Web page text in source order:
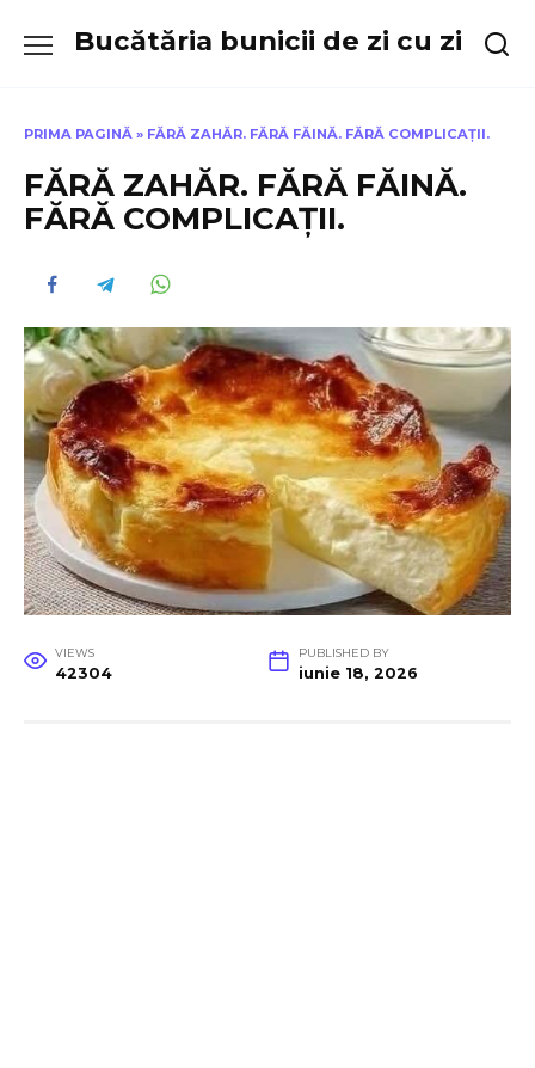
Bucătăria bunicii de zi cu zi
PRIMA PAGINĂ » FĂRĂ ZAHĂR. FĂRĂ FĂINĂ. FĂRĂ COMPLICAȚII.
FĂRĂ ZAHĂR. FĂRĂ FĂINĂ.
FĂRĂ COMPLICAȚII.
VIEWS
42304
PUBLISHED BY
iunie 18, 2026